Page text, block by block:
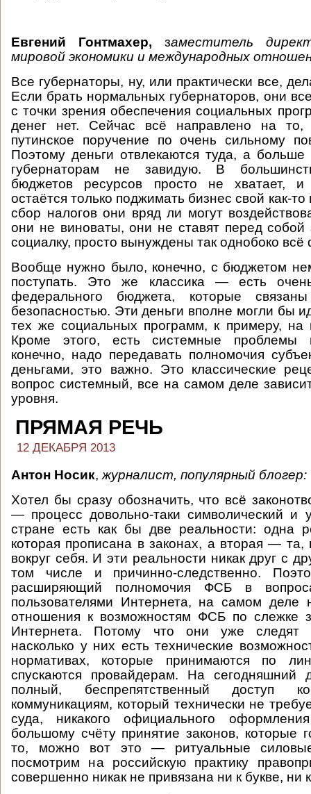
Евгений Гонтмахер, заместитель
мировой экономики и международных
Все губернаторы, ну, или практически все,
Если брать нормальных губернаторов, они
с точки зрения обеспечения социальных
денег нет. Сейчас всё направлено на то,
путинское поручение по очень сильному
Поэтому деньги отвлекаются туда, а
губернаторам не завидую. В
бюджетов ресурсов просто не хватает, и
остаётся только поджимать бизнес свой как-
сбор налогов они вряд ли могут
они не виноваты, они не ставят перед собой
социалку, просто вынуждены так однобоко
Вообще нужно было, конечно, с бюджетом
поступать. Это же классика — есть
федерального бюджета, которые
безопасностью. Эти деньги вполне могли бы
тех же социальных программ, к примеру, на
Кроме этого, есть системные проблемы
конечно, надо передавать полномочия
деньгами, это важно. Это классические
вопрос системный, все на самом деле
уровня.
ПРЯМАЯ РЕЧЬ
12 ДЕКАБРЯ 2013
Антон Носик, журналист, популярный блогер:
Хотел бы сразу обозначить, что всё
— процесс довольно-таки символический и
стране есть как бы две реальности: одна
которая прописана в законах, а вторая —
вокруг себя. И эти реальности никак друг с
том числе и причинно-следственно.
расширяющий полномочия ФСБ в
пользователями Интернета, на самом деле
отношения к возможностям ФСБ по слежке
Интернета. Потому что они уже следят
насколько у них есть технические
нормативах, которые принимаются по
спускаются провайдерам. На
полный, беспрепятственный
коммуникациям, который технически не
суда, никакого официального
большому счёту принятие законов, которые
то, можно вот это — ритуальные
посмотрим на российскую практику
совершенно никак не привязана ни к букве, ни